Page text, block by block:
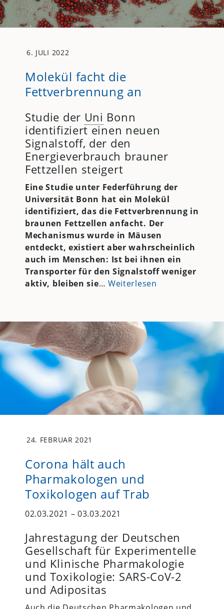
6. JULI 2022
Molekül facht die
Fettverbrennung an
Studie der Uni Bonn
identifiziert einen neuen
Signalstoff, der den
Energieverbrauch brauner
Fettzellen steigert
Eine Studie unter Federführung der
Universität Bonn hat ein Molekül
identifiziert, das die Fettverbrennung in
braunen Fettzellen anfacht. Der
Mechanismus wurde in Mäusen
entdeckt, existiert aber wahrscheinlich
auch im Menschen: Ist bei ihnen ein
Transporter für den Signalstoff weniger
aktiv, bleiben sie… Weiterlesen
24. FEBRUAR 2021
Corona hält auch
Pharmakologen und
Toxikologen auf Trab
02.03.2021 – 03.03.2021
Jahrestagung der Deutschen
Gesellschaft für Experimentelle
und Klinische Pharmakologie
und Toxikologie: SARS-CoV-2
und Adipositas